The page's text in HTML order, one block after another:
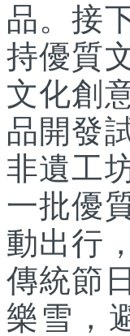
品。接
持優質
文化創
品開發
非遺工
一批優
動出行
傳統節
樂雪，